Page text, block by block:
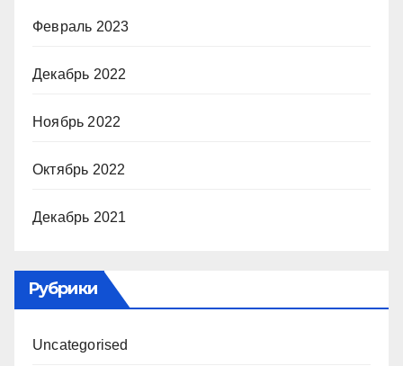
Февраль 2023
Декабрь 2022
Ноябрь 2022
Октябрь 2022
Декабрь 2021
Рубрики
Uncategorised